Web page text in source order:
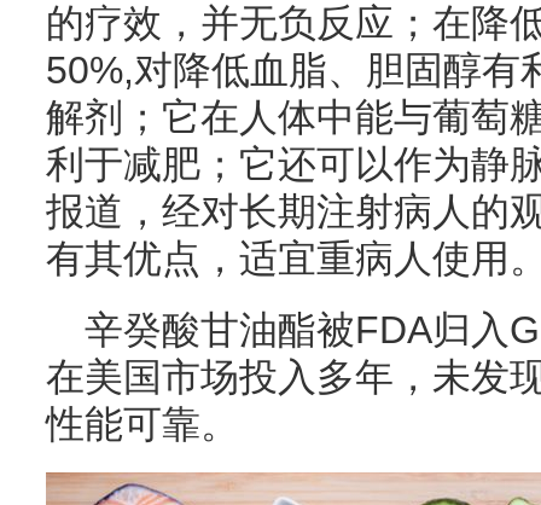
的疗效，并无负反应；在降
50%,对降低血脂、胆固醇有
解剂；它在人体中能与葡萄
利于减肥；它还可以作为静
报道，经对长期注射病人的
有其优点，适宜重病人使用
辛癸酸甘油酯被FDA归入
在美国市场投入多年，未发
性能可靠。